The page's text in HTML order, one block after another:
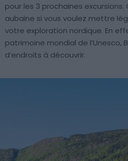
pour les 3 prochaines excursions.
aubaine si vous voulez mettre
votre exploration nordique. En
patrimoine mondial de l’Unesco,
d’endroits à découvrir.